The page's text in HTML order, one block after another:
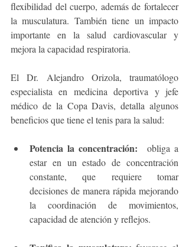
flexibilidad del cuerpo, además de fortalecer
la musculatura. También tiene un impacto
importante en la salud cardiovascular y
mejora la capacidad respiratoria.
El Dr. Alejandro Orizola, traumatólogo
especialista en medicina deportiva y jefe
médico de la Copa Davis, detalla algunos
beneficios que tiene el tenis para la salud:
Potencia la concentración: obliga a
estar en un estado de concentración
constante, que requiere tomar
decisiones de manera rápida mejorando
la coordinación de movimientos,
capacidad de atención y reflejos.